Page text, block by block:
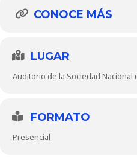
CONOCE MÁS
LUGAR
Auditorio de la Sociedad Nacional
FORMATO
Presencial